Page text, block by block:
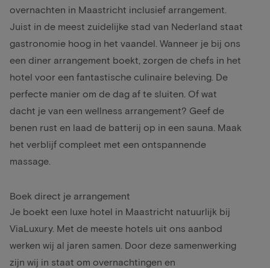
overnachten in Maastricht inclusief arrangement.
Juist in de meest zuidelijke stad van Nederland staat
gastronomie hoog in het vaandel. Wanneer je bij ons
een diner arrangement boekt, zorgen de chefs in het
hotel voor een fantastische culinaire beleving. De
perfecte manier om de dag af te sluiten. Of wat
dacht je van een wellness arrangement? Geef de
benen rust en laad de batterij op in een sauna. Maak
het verblijf compleet met een ontspannende
massage.
Boek direct je arrangement
Je boekt een luxe hotel in Maastricht natuurlijk bij
ViaLuxury. Met de meeste hotels uit ons aanbod
werken wij al jaren samen. Door deze samenwerking
zijn wij in staat om overnachtingen en